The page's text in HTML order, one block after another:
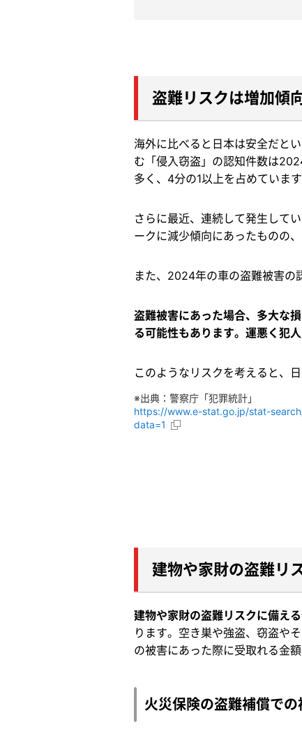
盗難リスクは増加傾
海外に比べると日本は安全だと
む「侵入窃盗」の認知件数は
多く、4分の1以上を占めています
さらに最近、連続して発生して
ークに減少傾向にあったものの
また、2024年の車の盗難被害の
盗難被害にあった場合、多大な
る可能性もあります。運悪く犯
このようなリスクを考えると、
※出典：警察庁「犯罪統計」
https://www.e-stat.go.jp/stat-
data=1
建物や家財の盗難リ
建物や家財の盗難リスクに備え
ります。空き巣や強盗、窃盗や
の被害にあった際に受取れる金
火災保険の盗難補償での